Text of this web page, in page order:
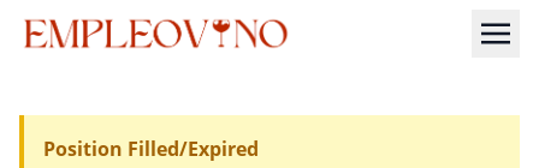
Position Filled/Expired